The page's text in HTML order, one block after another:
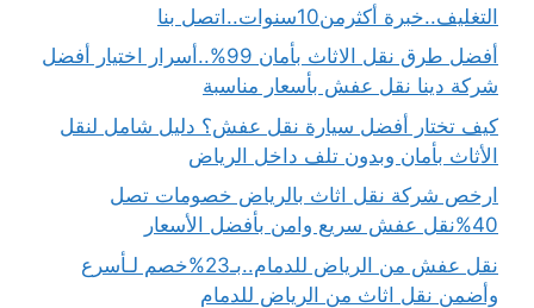
التغليف..خبرة أكثرمن10سنوات..اتصل بنا
أفضل طرق نقل الاثاث بأمان 99%..أسرار اختيار أفضل
شركة دينا نقل عفش بأسعار مناسبة
كيف تختار أفضل سيارة نقل عفش؟ دليل شامل لنقل
الأثاث بأمان وبدون تلف داخل الرياض
ارخص شركة نقل اثاث بالرياض خصومات تصل
40%نقل عفش سريع وامن بأفضل الأسعار
نقل عفش من الرياض للدمام..بـ23%خصم لـأسرع
وأضمن نقل اثاث من الرياض للدمام